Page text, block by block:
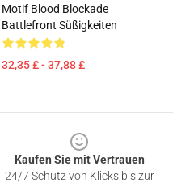
Motif Blood Blockade
Battlefront Süßigkeiten
32,35 £ - 37,88 £
Kaufen Sie mit Vertrauen
24/7 Schutz von Klicks bis zur